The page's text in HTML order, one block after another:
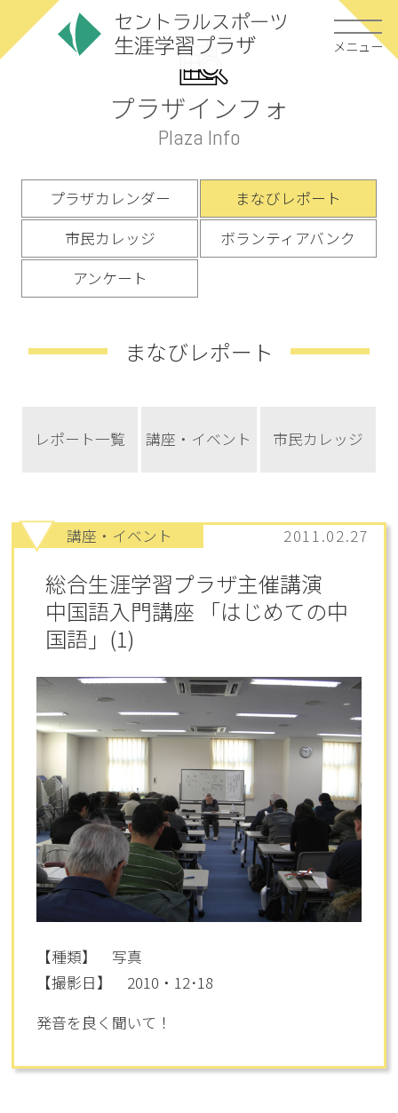
メニュー
プラザインフォ
Plaza Info
まなびレポート
プラザカレンダー
まなびレポート
市民カレッジ
ボランティアバンク
アンケート
レポート一覧 講座・イベント 市民カレッジ
講座・イベント 2011.02.27
総合生涯学習プラザ主催講演
中国語入門講座 「はじめての中
国語」(1)
【種類】 写真
【撮影日】 2010・12･18
発音を良く聞いて！